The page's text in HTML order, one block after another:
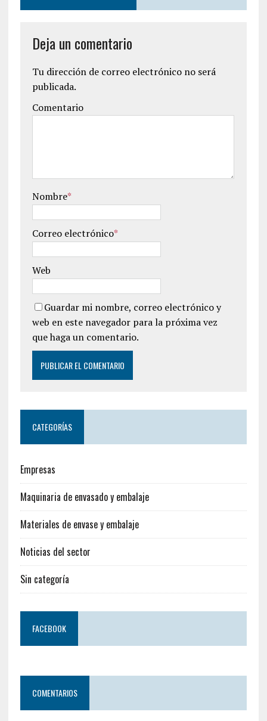
Deja un comentario
Tu dirección de correo electrónico no será
publicada.
Comentario
Nombre*
Correo electrónico*
Web
Guardar mi nombre, correo electrónico y
web en este navegador para la próxima vez
que haga un comentario.
CATEGORÍAS
Empresas
Maquinaria de envasado y embalaje
Materiales de envase y embalaje
Noticias del sector
Sin categoría
FACEBOOK
COMENTARIOS